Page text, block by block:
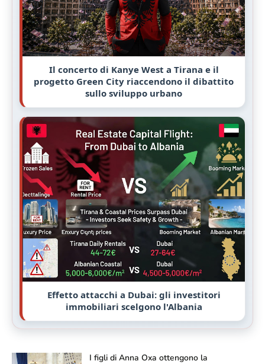
Il concerto di Kanye West a Tirana e il
progetto Green City riaccendono il dibattito
sullo sviluppo urbano
Effetto attacchi a Dubai: gli investitori
immobiliari scelgono l'Albania
I figli di Anna Oxa ottengono la